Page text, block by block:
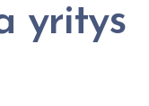
yritys